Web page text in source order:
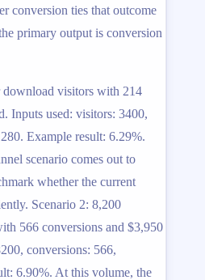
conversion ties that outcome
primary output is conversion
download visitors with 214
Inputs used: visitors: 3400,
Example result: 6.29%.
scenario comes out to
whether the current
Scenario 2: 8,200
566 conversions and $3,950
conversions: 566,
6.90%. At this volume, the